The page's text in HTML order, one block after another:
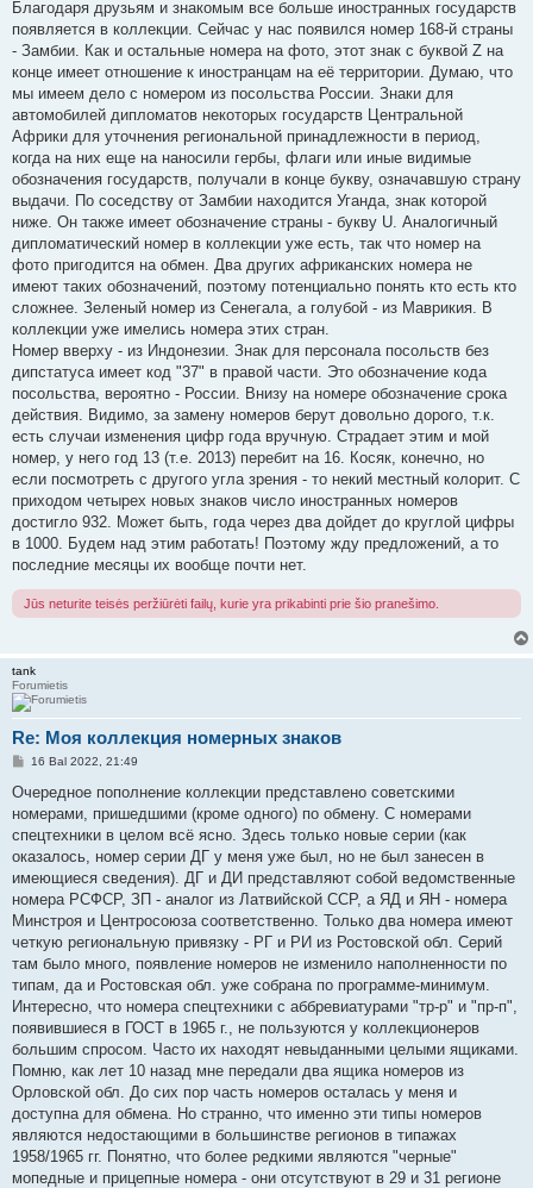
Благодаря друзьям и знакомым все больше иностранных государств
появляется в коллекции. Сейчас у нас появился номер 168-й страны
- Замбии. Как и остальные номера на фото, этот знак с буквой Z на
конце имеет отношение к иностранцам на её территории. Думаю, что
мы имеем дело с номером из посольства России. Знаки для
автомобилей дипломатов некоторых государств Центральной
Африки для уточнения региональной принадлежности в период,
когда на них еще на наносили гербы, флаги или иные видимые
обозначения государств, получали в конце букву, означавшую страну
выдачи. По соседству от Замбии находится Уганда, знак которой
ниже. Он также имеет обозначение страны - букву U. Аналогичный
дипломатический номер в коллекции уже есть, так что номер на
фото пригодится на обмен. Два других африканских номера не
имеют таких обозначений, поэтому потенциально понять кто есть кто
сложнее. Зеленый номер из Сенегала, а голубой - из Маврикия. В
коллекции уже имелись номера этих стран.
Номер вверху - из Индонезии. Знак для персонала посольств без
дипстатуса имеет код "37" в правой части. Это обозначение кода
посольства, вероятно - России. Внизу на номере обозначение срока
действия. Видимо, за замену номеров берут довольно дорого, т.к.
есть случаи изменения цифр года вручную. Страдает этим и мой
номер, у него год 13 (т.е. 2013) перебит на 16. Косяк, конечно, но
если посмотреть с другого угла зрения - то некий местный колорит. С
приходом четырех новых знаков число иностранных номеров
достигло 932. Может быть, года через два дойдет до круглой цифры
в 1000. Будем над этим работать! Поэтому жду предложений, а то
последние месяцы их вообще почти нет.
Jūs neturite teisės peržiūrėti failų, kurie yra prikabinti prie šio pranešimo.
tank
Forumietis
Re: Моя коллекция номерных знаков
S
a
d
a
t
i
ė
16 Bal 2022, 21:49
Очередное пополнение коллекции представлено советскими
номерами, пришедшими (кроме одного) по обмену. С номерами
спецтехники в целом всё ясно. Здесь только новые серии (как
оказалось, номер серии ДГ у меня уже был, но не был занесен в
имеющиеся сведения). ДГ и ДИ представляют собой ведомственные
номера РСФСР, ЗП - аналог из Латвийской ССР, а ЯД и ЯН - номера
Минстроя и Центросоюза соответственно. Только два номера имеют
четкую региональную привязку - РГ и РИ из Ростовской обл. Серий
там было много, появление номеров не изменило наполненности по
типам, да и Ростовская обл. уже собрана по программе-минимум.
Интересно, что номера спецтехники с аббревиатурами "тр-р" и "пр-п",
появившиеся в ГОСТ в 1965 г., не пользуются у коллекционеров
большим спросом. Часто их находят невыданными целыми ящиками.
Помню, как лет 10 назад мне передали два ящика номеров из
Орловской обл. До сих пор часть номеров осталась у меня и
доступна для обмена. Но странно, что именно эти типы номеров
являются недостающими в большинстве регионов в типажах
1958/1965 гг. Понятно, что более редкими являются "черные"
мопедные и прицепные номера - они отсутствуют в 29 и 31 регионе